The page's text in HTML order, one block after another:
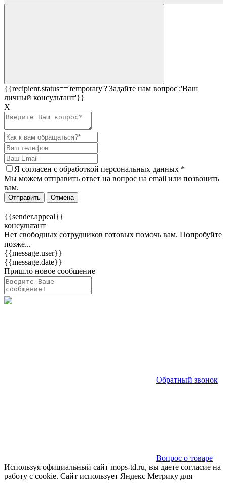
{{recipient.status=='temporary'?'Задайте нам вопрос':'Ваш
личный консультант'}}
Х
Я согласен c обработкой персональных данных *
Мы можем отправить ответ на вопрос на email или позвонить
вам.
Отправить Отмена
{{sender.appeal}}
консультант
Нет свободных сотрудников готовых помочь вам. Попробуйте
позже...
{{message.user}}
{{message.date}}
Пришло новое сообщение
Обратный звонок
Вопрос о товаре
Используя официальный сайт mops-td.ru, вы даете согласие на
работу с cookie. Сайт использует Яндекс Метрику для